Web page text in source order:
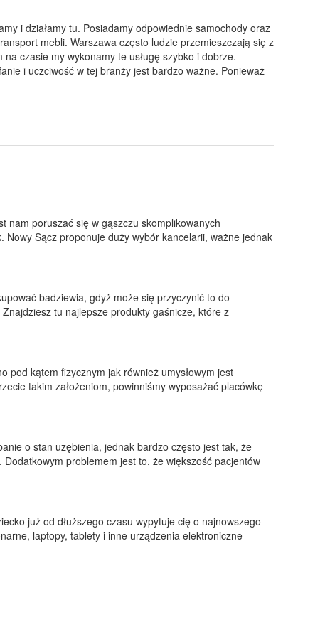
i działamy tu. Posiadamy odpowiednie samochody oraz
mebli. Warszawa często ludzie przemieszczają się z
czasie my wykonamy te usługę szybko i dobrze.
i uczciwość w tej branży jest bardzo ważne. Ponieważ
nam poruszać się w gąszczu skomplikowanych
Sącz proponuje duży wybór kancelarii, ważne jednak
badziewia, gdyż może się przyczynić to do
tu najlepsze produkty gaśnicze, które z
pod kątem fizycznym jak również umysłowym jest
takim założeniom, powinniśmy wyposażać placówkę
o stan uzębienia, jednak bardzo często jest tak, że
problemem jest to, że większość pacjentów
już od dłuższego czasu wypytuje cię o najnowszego
laptopy, tablety i inne urządzenia elektroniczne